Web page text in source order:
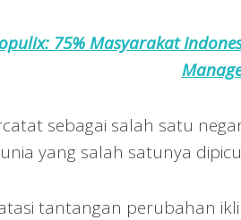
75% Masyarakat
sebagai salah satu
yang salah satunya
tantangan perubahan